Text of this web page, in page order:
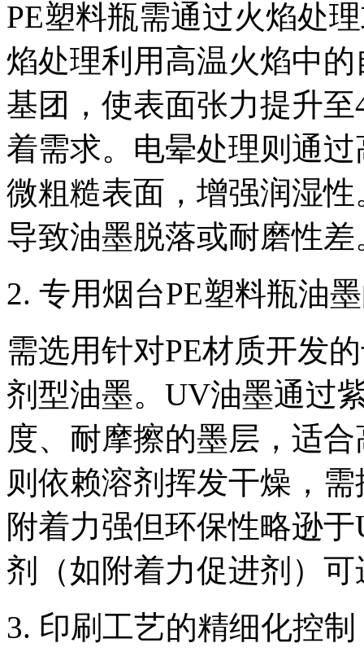
PE塑料瓶需通过火焰处
焰处理利用高温火焰中
基团，使表面张力提升
着需求。电晕处理则通
微粗糙表面，增强润湿
导致油墨脱落或耐磨性差
2. 专用烟台PE塑料瓶油
需选用针对PE材质开发
剂型油墨。UV油墨通过
度、耐摩擦的墨层，适
则依赖溶剂挥发干燥，
附着力强但环保性略逊
剂（如附着力促进剂）
3. 印刷工艺的精细化控制